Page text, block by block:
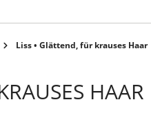
Liss • Glättend, für krauses Haar
HAAR